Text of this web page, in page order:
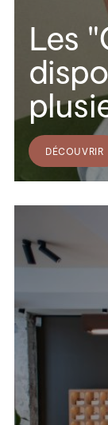
Les
DÉCOUVRIR